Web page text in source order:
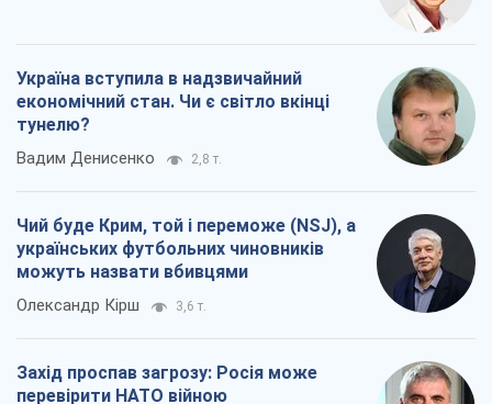
Україна вступила в надзвичайний
економічний стан. Чи є світло вкінці
тунелю?
Вадим Денисенко 2,8 т.
Чий буде Крим, той і переможе (NSJ), а
українських футбольних чиновників
можуть назвати вбивцями
Олександр Кірш 3,6 т.
Захід проспав загрозу: Росія може
перевірити НАТО війною